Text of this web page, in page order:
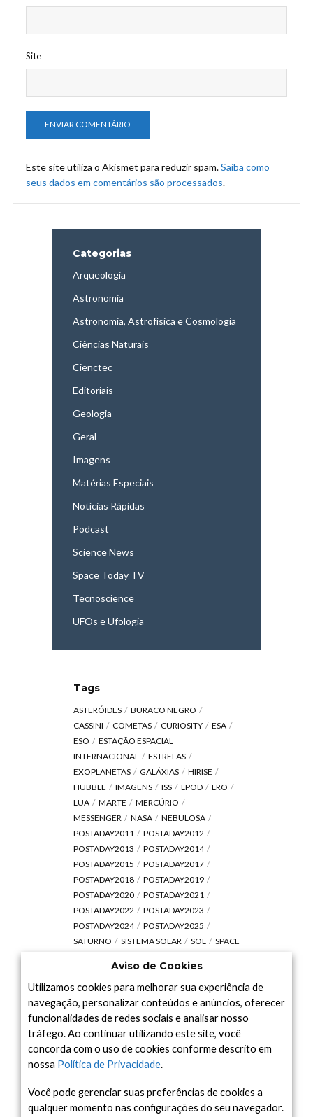
Site
Este site utiliza o Akismet para reduzir spam.Saiba como
seus dados em comentários são processados.
Categorias
Arqueologia
Astronomia
Astronomia, Astrofísica e Cosmologia
Ciências Naturais
Cienctec
Editoriais
Geologia
Geral
Imagens
Matérias Especiais
Notícias Rápidas
Podcast
Science News
Space Today TV
Tecnoscience
UFOs e Ufologia
Tags
ASTERÓIDES
BURACO NEGRO
CASSINI
COMETAS CURIOSITY
ESA
ESO
ESTAÇÃO ESPACIAL
INTERNACIONAL
ESTRELAS
EXOPLANETAS
GALÁXIAS
HIRISE
HUBBLE
IMAGENS ISS LPOD
LRO
LUA
MARTE
MERCÚRIO
MESSENGER
NASA
NEBULOSA
POSTADAY2011
POSTADAY2012
POSTADAY2013
POSTADAY2014
POSTADAY2015
POSTADAY2017
POSTADAY2018
POSTADAY2019
POSTADAY2020
POSTADAY2021
POSTADAY2022
POSTADAY2023
POSTADAY2024
POSTADAY2025
SATURNO
SISTEMA SOLAR SOL
SPACE
UNIVERSO
VÍDEO
Arquivo
Arquivo
Aviso de Cookies
Utilizamos cookies para melhorar sua experiência de
navegação, personalizar conteúdos e anúncios, oferecer
funcionalidades de redes sociais e analisar nosso
tráfego. Ao continuar utilizando este site, você
concorda com o uso de cookies conforme descrito em
nossa Política de Privacidade.
Você pode gerenciar suas preferências de cookies a
qualquer momento nas configurações do seu navegador.